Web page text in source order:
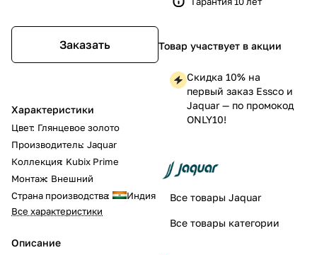
Заказать
Характеристики
Цвет: Глянцевое золото
Производитель: Jaquar
Коллекция: Kubix Prime
Монтаж: Внешний
Страна производства:
Индия
Все характеристики
Описание
Товар участвует в акции
Скидка 10% на
первый заказ Essco и
Jaquar — по промокод
ONLY10!
Все товары Jaquar
Все товары категории